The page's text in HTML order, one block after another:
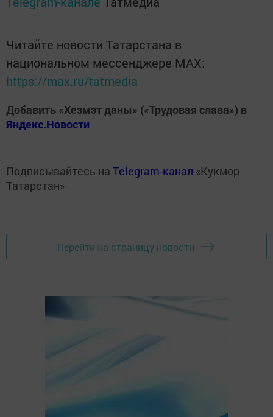
Читайте новости Татарстана в
национальном мессенджере MАХ:
https://max.ru/tatmedia
Добавить «Хезмэт даны» («Трудовая слава») в
Яндекс.Новости
Подписывайтесь на Telegram-канал «Кукмор
Татарстан»
Перейти на страницу новости